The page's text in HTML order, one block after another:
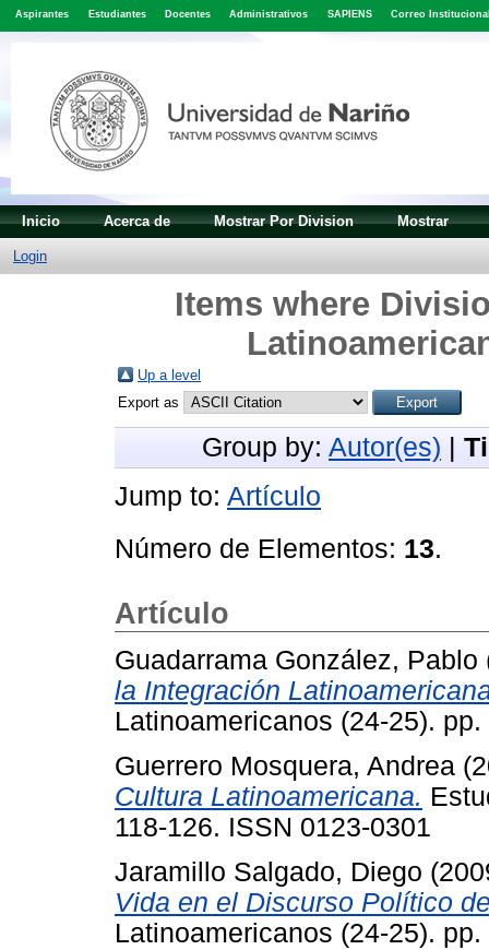
Aspirantes Estudiantes Docentes Administrativos SAPIENS Correo
Inicio Acerca de Mostrar Por Division Mostrar
Login
Items where
Up a level
Export as
Group by: Autor(es) |
Jump to: Artículo
Número de Elementos: 13.
Artículo
Guadarrama González, Pablo
la Integración
Latinoamericanos (24-25).
Guerrero Mosquera, Andrea
Cultura Latinoamericana.
118-126. ISSN 0123-0301
Jaramillo Salgado, Diego
Vida en el Discurso Político
Latinoamericanos (24-25).